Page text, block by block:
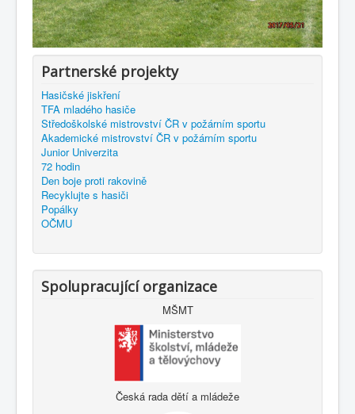
Partnerské projekty
Hasičské jiskření
TFA mladého hasiče
Středoškolské mistrovství ČR v požárním sportu
Akademické mistrovství ČR v požárním sportu
Junior Univerzita
72 hodin
Den boje proti rakovině
Recyklujte s hasiči
Popálky
OČMU
Spolupracující organizace
MŠMT
Česká rada dětí a mládeže